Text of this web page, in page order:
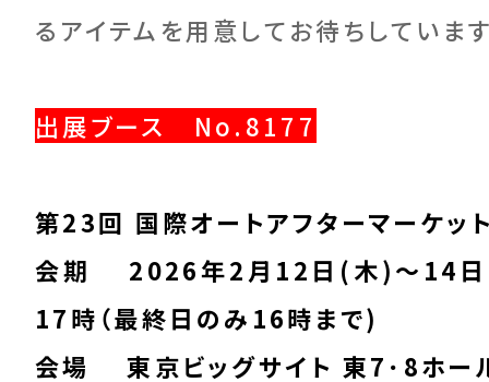
るアイテムを用意してお待ちしています
出展ブース No.8177
第23回 国際オートアフターマーケ
会期 2026年2月12日(木)～14
17時（最終日のみ16時まで)
会場 東京ビッグサイト 東7･8ホー